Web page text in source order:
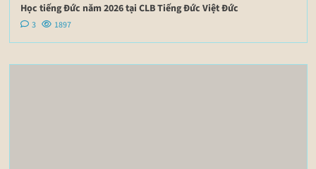
Học tiếng Đức năm 2026 tại CLB Tiếng Đức Việt Đức
3 1897